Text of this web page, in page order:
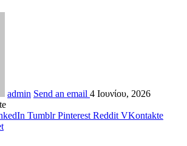
admin Send an email 4 Ιουνίου, 2026
Tumblr Pinterest Reddit VKontakte